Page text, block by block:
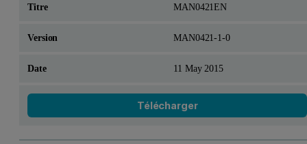
MAN0421EN
MAN0421-1-0
11 May 2015
Télécharger